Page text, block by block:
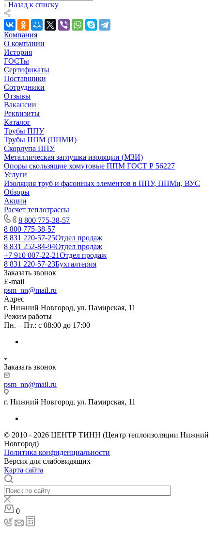
Назад к списку
Компания
О компании
История
ГОСТы
Сертификаты
Поставщики
Сотрудники
Отзывы
Вакансии
Реквизиты
Каталог
Трубы ППУ
Трубы ППМ (ППМИ)
Скорлупа ППУ
Металлическая заглушка изоляции (МЗИ)
Опоры скользящие хомутовые ППМ ГОСТ Р 56227
Услуги
Изоляция труб и фасонных элементов в ППУ, ППМи, ВУС
Обзоры
Акции
Расчет теплотрассы
8 800 775-38-57
8 800 775-38-57
8 831 220-57-25Отдел продаж
8 831 252-84-94Отдел продаж
+7 910 007-22-21Отдел продаж
8 831 220-57-23Бухгалтерия
Заказать звонок
E-mail
psm_nn@mail.ru
Адрес
г. Нижний Новгород, ул. Памирская, 11
Режим работы
Пн. – Пт.: с 08:00 до 17:00
Заказать звонок
psm_nn@mail.ru
г. Нижний Новгород, ул. Памирская, 11
© 2010 - 2026 ЦЕНТР ТИНН (Центр теплоизоляции Нижний
Новгород)
Политика конфиденциальности
Версия для слабовидящих
Карта сайта
0